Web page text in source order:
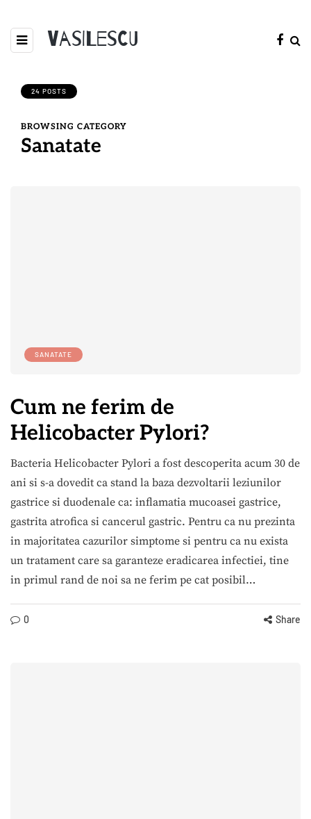
Vasilescu
24 POSTS
BROWSING CATEGORY
Sanatate
SANATATE
Cum ne ferim de
Helicobacter Pylori?
Bacteria Helicobacter Pylori a fost descoperita acum 30 de
ani si s-a dovedit ca stand la baza dezvoltarii leziunilor
gastrice si duodenale ca: inflamatia mucoasei gastrice,
gastrita atrofica si cancerul gastric. Pentru ca nu prezinta
in majoritatea cazurilor simptome si pentru ca nu exista
un tratament care sa garanteze eradicarea infectiei, tine
in primul rand de noi sa ne ferim pe cat posibil…
0 Share